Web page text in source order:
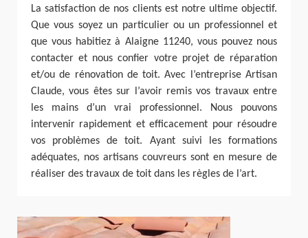
La satisfaction de nos clients est notre ultime objectif.
Que vous soyez un particulier ou un professionnel et
que vous habitiez à Alaigne 11240, vous pouvez nous
contacter et nous confier votre projet de réparation
et/ou de rénovation de toit. Avec l’entreprise Artisan
Claude, vous êtes sur l’avoir remis vos travaux entre
les mains d’un vrai professionnel. Nous pouvons
intervenir rapidement et efficacement pour résoudre
vos problèmes de toit. Ayant suivi les formations
adéquates, nos artisans couvreurs sont en mesure de
réaliser des travaux de toit dans les règles de l’art.